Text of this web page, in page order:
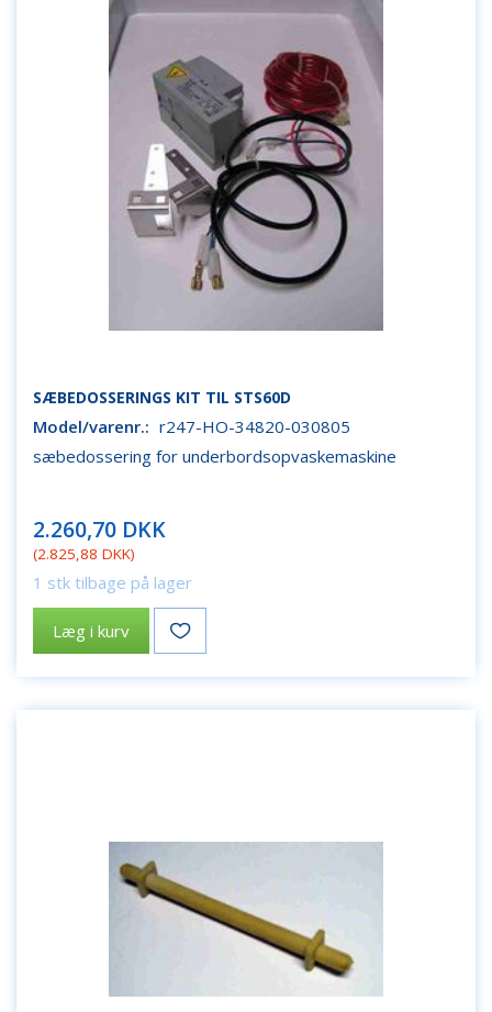
SÆBEDOSSERINGS KIT TIL STS60D
Model/varenr.: r247-HO-34820-030805
sæbedossering for underbordsopvaskemaskine
2.260,70 DKK
(2.825,88 DKK)
1 stk tilbage på lager
Læg i kurv